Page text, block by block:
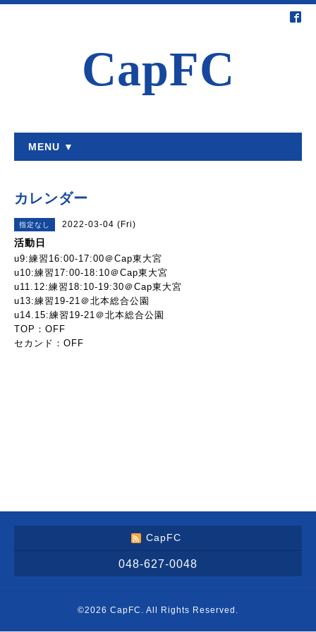
CapFC
MENU ▼
カレンダー
指定なし 2022-03-04 (Fri)
活動日
u9:練習16:00-17:00＠Cap東大宮
u10:練習17:00-18:10＠Cap東大宮
u11.12:練習18:10-19:30＠Cap東大宮
u13:練習19-21＠北本総合公園
u14.15:練習19-21＠北本総合公園
TOP：OFF
セカンド：OFF
CapFC
048-627-0048
©2026 CapFC . All Rights Reserved.